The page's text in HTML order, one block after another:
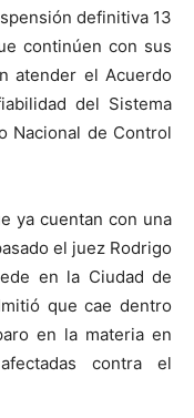
definitiva 13
continúen con sus
atender el Acuerdo
del Sistema
Nacional de Control
ya cuentan con una
el juez Rodrigo
en la Ciudad de
que cae dentro
en la materia en
contra el